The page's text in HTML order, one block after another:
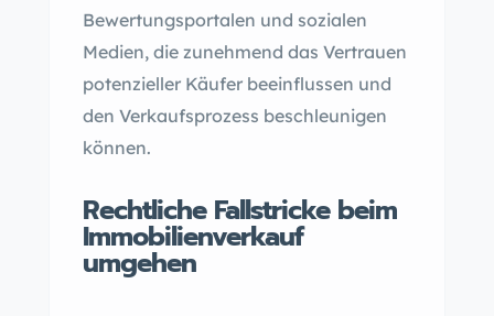
Bewertungsportalen und sozialen
Medien, die zunehmend das Vertrauen
potenzieller Käufer beeinflussen und
den Verkaufsprozess beschleunigen
können.
Rechtliche Fallstricke beim
Immobilienverkauf
umgehen